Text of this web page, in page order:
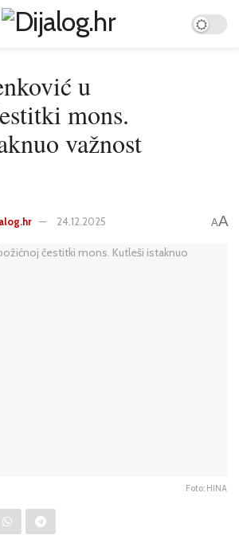
u
mons.
važnost
24.12.2025 AA
Foto: HINA